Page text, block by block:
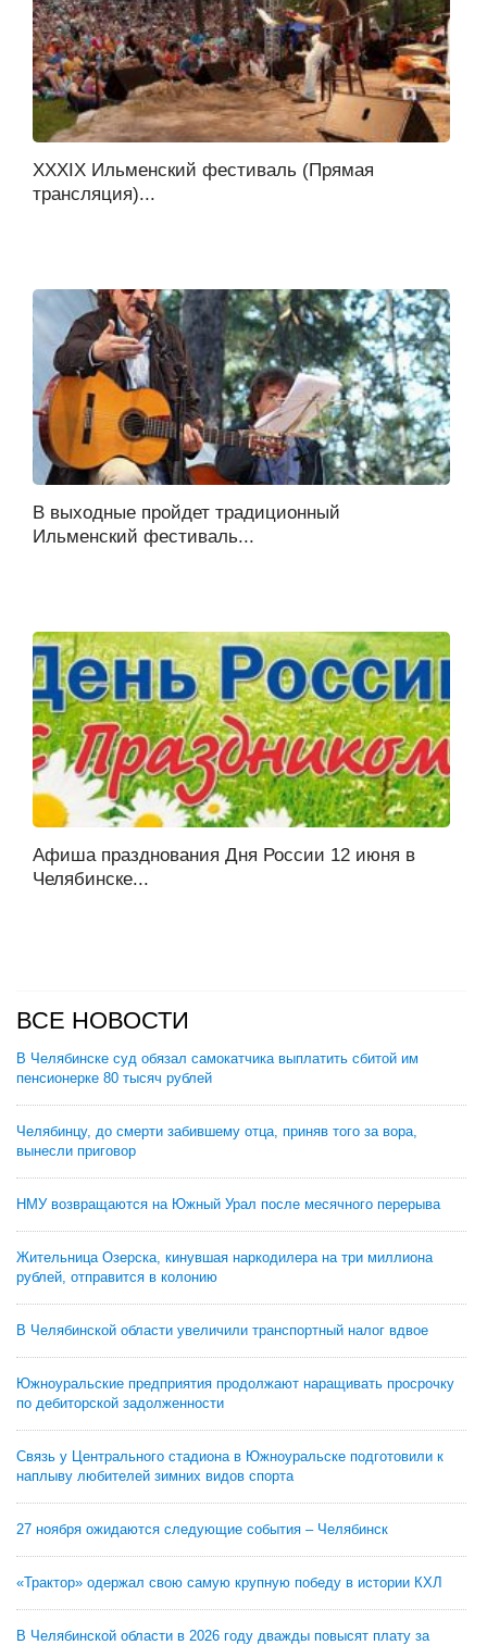
XXXIX Ильменский фестиваль (Прямая
трансляция)...
В выходные пройдет традиционный
Ильменский фестиваль...
Афиша празднования Дня России 12 июня в
Челябинске...
ВСЕ НОВОСТИ
В Челябинске суд обязал самокатчика выплатить сбитой им
пенсионерке 80 тысяч рублей
Челябинцу, до смерти забившему отца, приняв того за вора,
вынесли приговор
НМУ возвращаются на Южный Урал после месячного перерыва
Жительница Озерска, кинувшая наркодилера на три миллиона
рублей, отправится в колонию
В Челябинской области увеличили транспортный налог вдвое
Южноуральские предприятия продолжают наращивать просрочку
по дебиторской задолженности
Связь у Центрального стадиона в Южноуральске подготовили к
наплыву любителей зимних видов спорта
27 ноября ожидаются следующие события – Челябинск
«Трактор» одержал свою самую крупную победу в истории КХЛ
В Челябинской области в 2026 году дважды повысят плату за